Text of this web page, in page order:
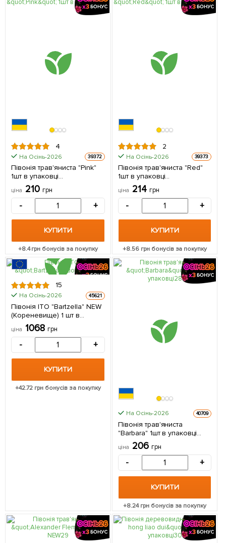
4
На Осінь-2026 39372
Півонія трав'яниста "Pink"
1шт в упаковці
(Кореневище)
ціна 210 грн
- +
КУПИТИ
+8.4грн бонусів за покупку
2
На Осінь-2026 39373
Півонія трав'яниста "Red"
1шт в упаковці
(Кореневище)
ціна 214 грн
- +
КУПИТИ
+8.56грн бонусів за покупку
15
На Осінь-2026 45621
Півонія ІТО "Bartzella" NEW
(Кореневище) 1 шт в
упаковці
ціна 1068 грн
- +
КУПИТИ
+42.72грн бонусів за покупку
На Осінь-2026 40709
Півонія трав'яниста
"Barbara" 1шт в упаковці
(Кореневище)
ціна 206 грн
- +
КУПИТИ
+8.24грн бонусів за покупку